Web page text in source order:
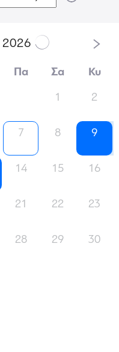
2026
Πα Σα
Κυ
1
2
7 8 9
14 15 16
21 22 23
28 29 30